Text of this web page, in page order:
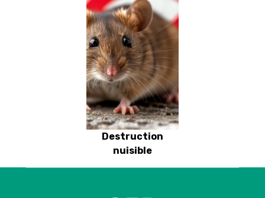
Destruction
nuisible